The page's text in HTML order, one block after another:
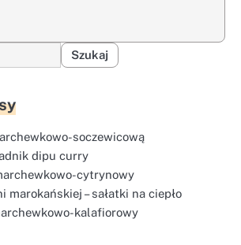
soczewicową
dipu curry
cytrynowy
marokańskiej – sałatki na ciepło
kalafiorowy